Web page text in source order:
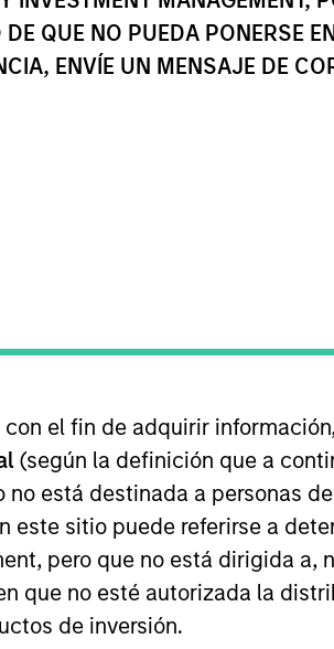
QUE NO PUEDA PONERSE
ENVÍE UN MENSAJE DE
con el fin de adquirir
(según la definición que a
está destinada a personas
este sitio puede referirse a
pero que no está dirigida
que no esté autorizada la
de inversión.
Spain
and educational purposes
or will perform well in the future (for
information on this website has not
agree that you are navigating to a
is not and does not imply any
hyperlinked site. In no event shall we